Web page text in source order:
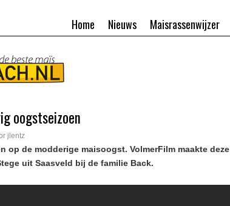
Maisrassenwijzer
Nieuws
Home
oogstseizoen
jlentz
op de modderige maisoogst. VolmerFilm maakte deze
uit Saasveld bij de familie Back.